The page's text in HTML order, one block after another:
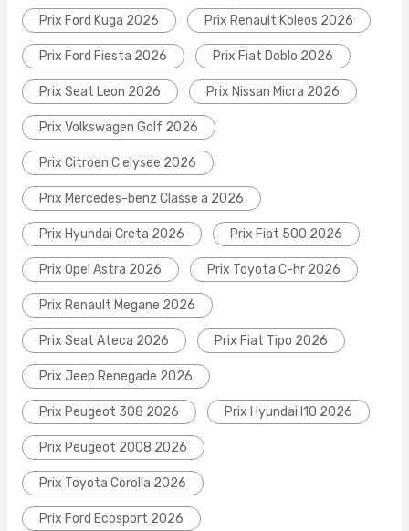
Prix Ford Kuga 2026 Prix Renault Koleos 2026
Prix Ford Fiesta 2026 Prix Fiat Doblo 2026
Prix Seat Leon 2026 Prix Nissan Micra 2026
Prix Volkswagen Golf 2026
Prix Citroen C elysee 2026
Prix Mercedes-benz Classe a 2026
Prix Hyundai Creta 2026 Prix Fiat 500 2026
Prix Opel Astra 2026 Prix Toyota C-hr 2026
Prix Renault Megane 2026
Prix Seat Ateca 2026 Prix Fiat Tipo 2026
Prix Jeep Renegade 2026
Prix Peugeot 308 2026 Prix Hyundai I10 2026
Prix Peugeot 2008 2026
Prix Toyota Corolla 2026
Prix Ford Ecosport 2026